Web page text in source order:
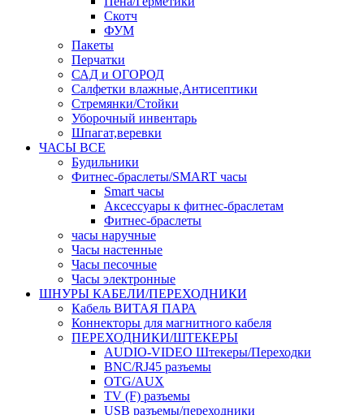
Скотч
ФУМ
Пакеты
Перчатки
САД и ОГОРОД
Салфетки влажные,Антисептики
Стремянки/Стойки
Уборочный инвентарь
Шпагат,веревки
ЧАСЫ ВСЕ
Будильники
Фитнес-браслеты/SMART часы
Smart часы
Аксессуары к фитнес-браслетам
Фитнес-браслеты
часы наручные
Часы настенные
Часы песочные
Часы электронные
ШНУРЫ КАБЕЛИ/ПЕРЕХОДНИКИ
Кабель ВИТАЯ ПАРА
Коннекторы для магнитного кабеля
ПЕРЕХОДНИКИ/ШТЕКЕРЫ
AUDIO-VIDEO Штекеры/Переходки
BNC/RJ45 разъемы
OTG/AUX
TV (F) разъемы
USB разъемы/переходники